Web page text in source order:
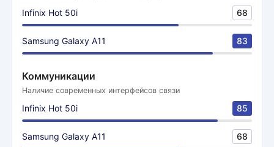
Infinix Hot 50i 68
Samsung Galaxy A11 83
Коммуникации
Наличие современных интерфейсов связи
Infinix Hot 50i 85
Samsung Galaxy A11 68